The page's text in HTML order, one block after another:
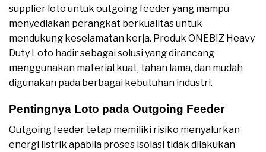
supplier loto untuk outgoing feeder yang mampu
menyediakan perangkat berkualitas untuk
mendukung keselamatan kerja. Produk ONEBIZ Heavy
Duty Loto hadir sebagai solusi yang dirancang
menggunakan material kuat, tahan lama, dan mudah
digunakan pada berbagai kebutuhan industri.
Pentingnya Loto pada Outgoing Feeder
Outgoing feeder tetap memiliki risiko menyalurkan
energi listrik apabila proses isolasi tidak dilakukan